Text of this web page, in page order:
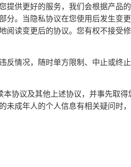
提供更好的服务，我们会根据产品
分。当隐私协议在您使用后发生变
阅读变更后的协议。您有权不接受
反情况，随时单方限制、中止或终
协议及其他上述协议，并事先取
未成年人的个人信息有相关疑问时